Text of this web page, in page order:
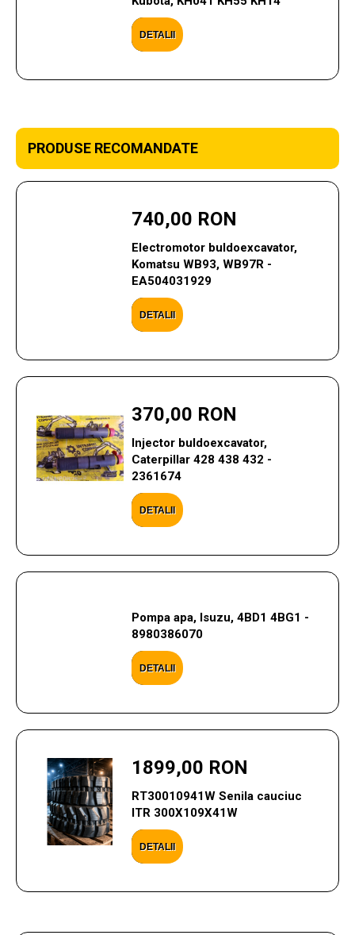
DETALII
PRODUSE RECOMANDATE
740,00 RON
Electromotor buldoexcavator,
Komatsu WB93, WB97R -
EA504031929
DETALII
370,00 RON
Injector buldoexcavator,
Caterpillar 428 438 432 -
2361674
DETALII
Pompa apa, Isuzu, 4BD1 4BG1 -
8980386070
DETALII
1899,00 RON
RT30010941W Senila cauciuc
ITR 300X109X41W
DETALII